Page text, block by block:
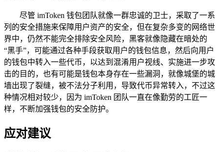
尽管 imToken 钱包团队就像一群忠诚的卫士，采取了一系
列的安全措施来保障用户资产的安全，但在复杂多变的网络世
界中，仍然不能完全排除安全风险，黑客就像隐藏在暗处的
“黑手”，可能通过各种手段获取用户的钱包信息，然后向用户
的钱包中转入一些代币，以达到混淆用户视线、实施进一步攻
击的目的，也有可能是钱包本身存在一些漏洞，就像城堡的城
墙出现了裂缝，被不法分子利用，导致代币异常转入，不过这
种情况相对较少，因为 imToken 团队一直在像勤劳的工匠一
样，不断加强钱包的安全防护。
应对建议